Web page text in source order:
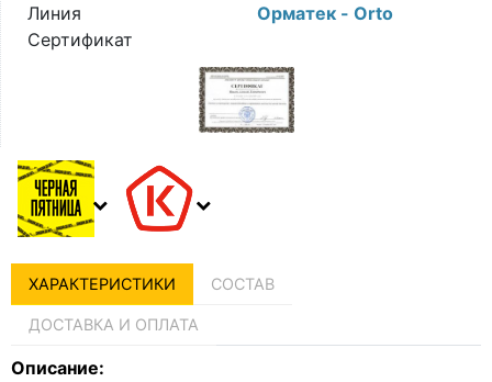
Линия
Орматек - Orto
Сертификат
ХАРАКТЕРИСТИКИ СОСТАВ
ДОСТАВКА И ОПЛАТА
Описание: